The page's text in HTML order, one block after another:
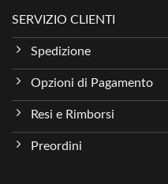
SERVIZIO CLIENTI
Spedizione
Opzioni di Pagamento
Resi e Rimborsi
Preordini